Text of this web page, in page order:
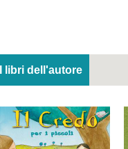
I libri dell'autore